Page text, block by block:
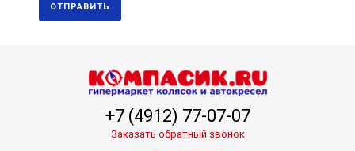
ОТПРАВИТЬ
+7 (4912) 77-07-07
Заказать обратный звонок